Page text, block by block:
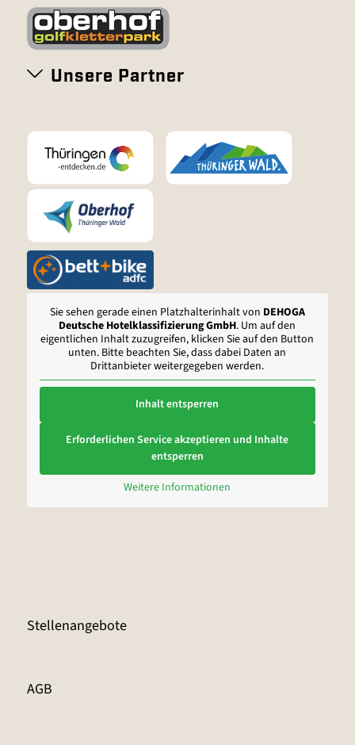
Unsere Partner
Sie sehen gerade einen Platzhalterinhalt von DEHOGA
Deutsche Hotelklassifizierung GmbH. Um auf den
eigentlichen Inhalt zuzugreifen, klicken Sie auf den Button
unten. Bitte beachten Sie, dass dabei Daten an
Drittanbieter weitergegeben werden.
Inhalt entsperren
Erforderlichen Service akzeptieren und Inhalte
entsperren
Weitere Informationen
Stellenangebote
AGB